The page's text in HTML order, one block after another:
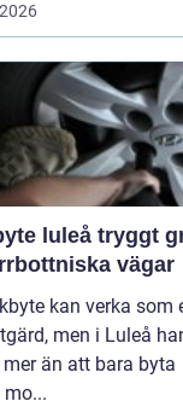
tryggt grepp
vägar
kan verka som
men i Luleå
än att bara byta